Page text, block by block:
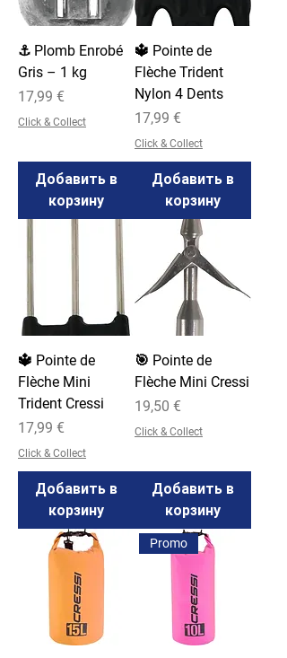
⚓ Plomb Enrobé
Gris – 1 kg
Цена
17,99 €
Click & Collect
Добавить в
корзину
🔱 Pointe de
Flèche Trident
Nylon 4 Dents
Цена
17,99 €
Click & Collect
Добавить в
корзину
🔱 Pointe de
Flèche Mini
Trident Cressi
Цена
17,99 €
Click & Collect
Добавить в
корзину
🎯 Pointe de
Flèche Mini Cressi
Цена
19,50 €
Click & Collect
Добавить в
корзину
Promo